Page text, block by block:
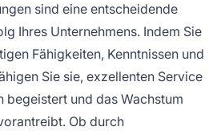
sind eine entscheidende
Ihres Unternehmens. Indem Sie
Fähigkeiten, Kenntnissen und
Sie sie, exzellenten Service
begeistert und das Wachstum
Ob durch